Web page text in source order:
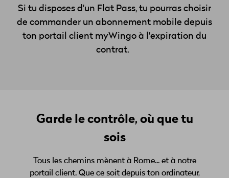
Si tu disposes d'un Flat Pass, tu pourras choisir
de commander un abonnement mobile depuis
ton portail client myWingo à l'expiration du
contrat.
Garde le contrôle, où que tu
sois
Tous les chemins mènent à Rome... et à notre
portail client. Que ce soit depuis ton ordinateur,